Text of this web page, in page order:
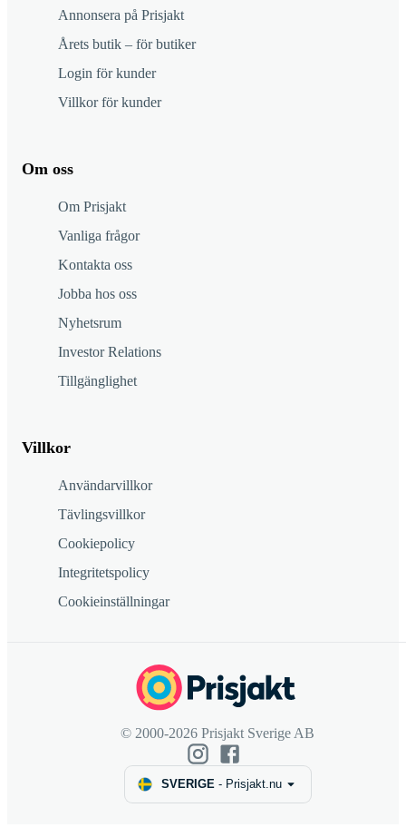
Annonsera på Prisjakt
Årets butik – för butiker
Login för kunder
Villkor för kunder
Om oss
Om Prisjakt
Vanliga frågor
Kontakta oss
Jobba hos oss
Nyhetsrum
Investor Relations
Tillgänglighet
Villkor
Användarvillkor
Tävlingsvillkor
Cookiepolicy
Integritetspolicy
Cookieinställningar
© 2000-2026 Prisjakt Sverige AB
SVERIGE- Prisjakt.nu